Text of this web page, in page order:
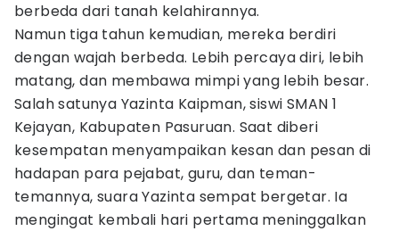
berbeda dari tanah kelahirannya.
Namun tiga tahun kemudian, mereka berdiri
dengan wajah berbeda. Lebih percaya diri, lebih
matang, dan membawa mimpi yang lebih besar.
Salah satunya Yazinta Kaipman, siswi SMAN 1
Kejayan, Kabupaten Pasuruan. Saat diberi
kesempatan menyampaikan kesan dan pesan di
hadapan para pejabat, guru, dan teman-
temannya, suara Yazinta sempat bergetar. Ia
mengingat kembali hari pertama meninggalkan